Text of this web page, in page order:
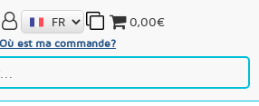
Où est ma commande?
0,00€